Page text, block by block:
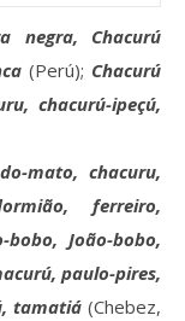
negra, Chacurú
(Perú); Chacurú
chacurú-ipeçú,
mato, chacuru,
ferreiro,
João-bobo,
paulo-pires,
tamatiá(Chebez,